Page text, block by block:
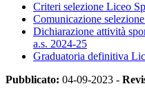
Criteri selezione Liceo
Comunicazione
Dichiarazione attività
a.s. 2024-25
Graduatoria definitiva
Pubblicato: 04-09-2023 -